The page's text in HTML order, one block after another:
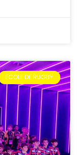
ECOLE DE RUGBY